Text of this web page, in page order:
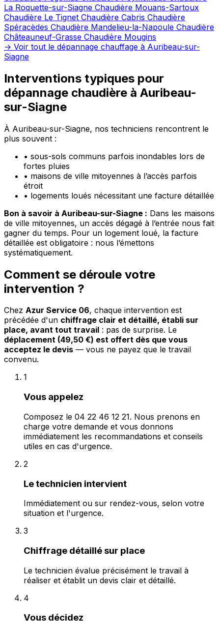
La Roquette-sur-Siagne Chaudière Mouans-Sartoux
Chaudière Le Tignet Chaudière Cabris Chaudière
Spéracèdes Chaudière Mandelieu-la-Napoule Chaudière
Châteauneuf-Grasse Chaudière Mougins
→ Voir tout le dépannage chauffage à Auribeau-sur-
Siagne
Interventions typiques pour
dépannage chaudière à Auribeau-
sur-Siagne
À Auribeau-sur-Siagne, nos techniciens rencontrent le
plus souvent :
• sous-sols communs parfois inondables lors de
fortes pluies
• maisons de ville mitoyennes à l’accès parfois
étroit
• logements loués nécessitant une facture détaillée
Bon à savoir à Auribeau-sur-Siagne : Dans les maisons
de ville mitoyennes, un accès dégagé à l’entrée nous fait
gagner du temps. Pour un logement loué, la facture
détaillée est obligatoire : nous l’émettons
systématiquement.
Comment se déroule votre
intervention ?
Chez Azur Service 06, chaque intervention est
précédée d'un chiffrage clair et détaillé, établi sur
place, avant tout travail : pas de surprise. Le
déplacement (49,50 €) est offert dès que vous
acceptez le devis — vous ne payez que le travail
convenu.
1
Vous appelez
Composez le 04 22 46 12 21. Nous prenons en
charge votre demande et vous donnons
immédiatement les recommandations et conseils
utiles en cas d'urgence.
2
Le technicien intervient
Immédiatement ou sur rendez-vous, selon votre
situation et l'urgence.
3
Chiffrage détaillé sur place
Le technicien évalue précisément le travail à
réaliser et établit un devis clair et détaillé.
4
Vous décidez